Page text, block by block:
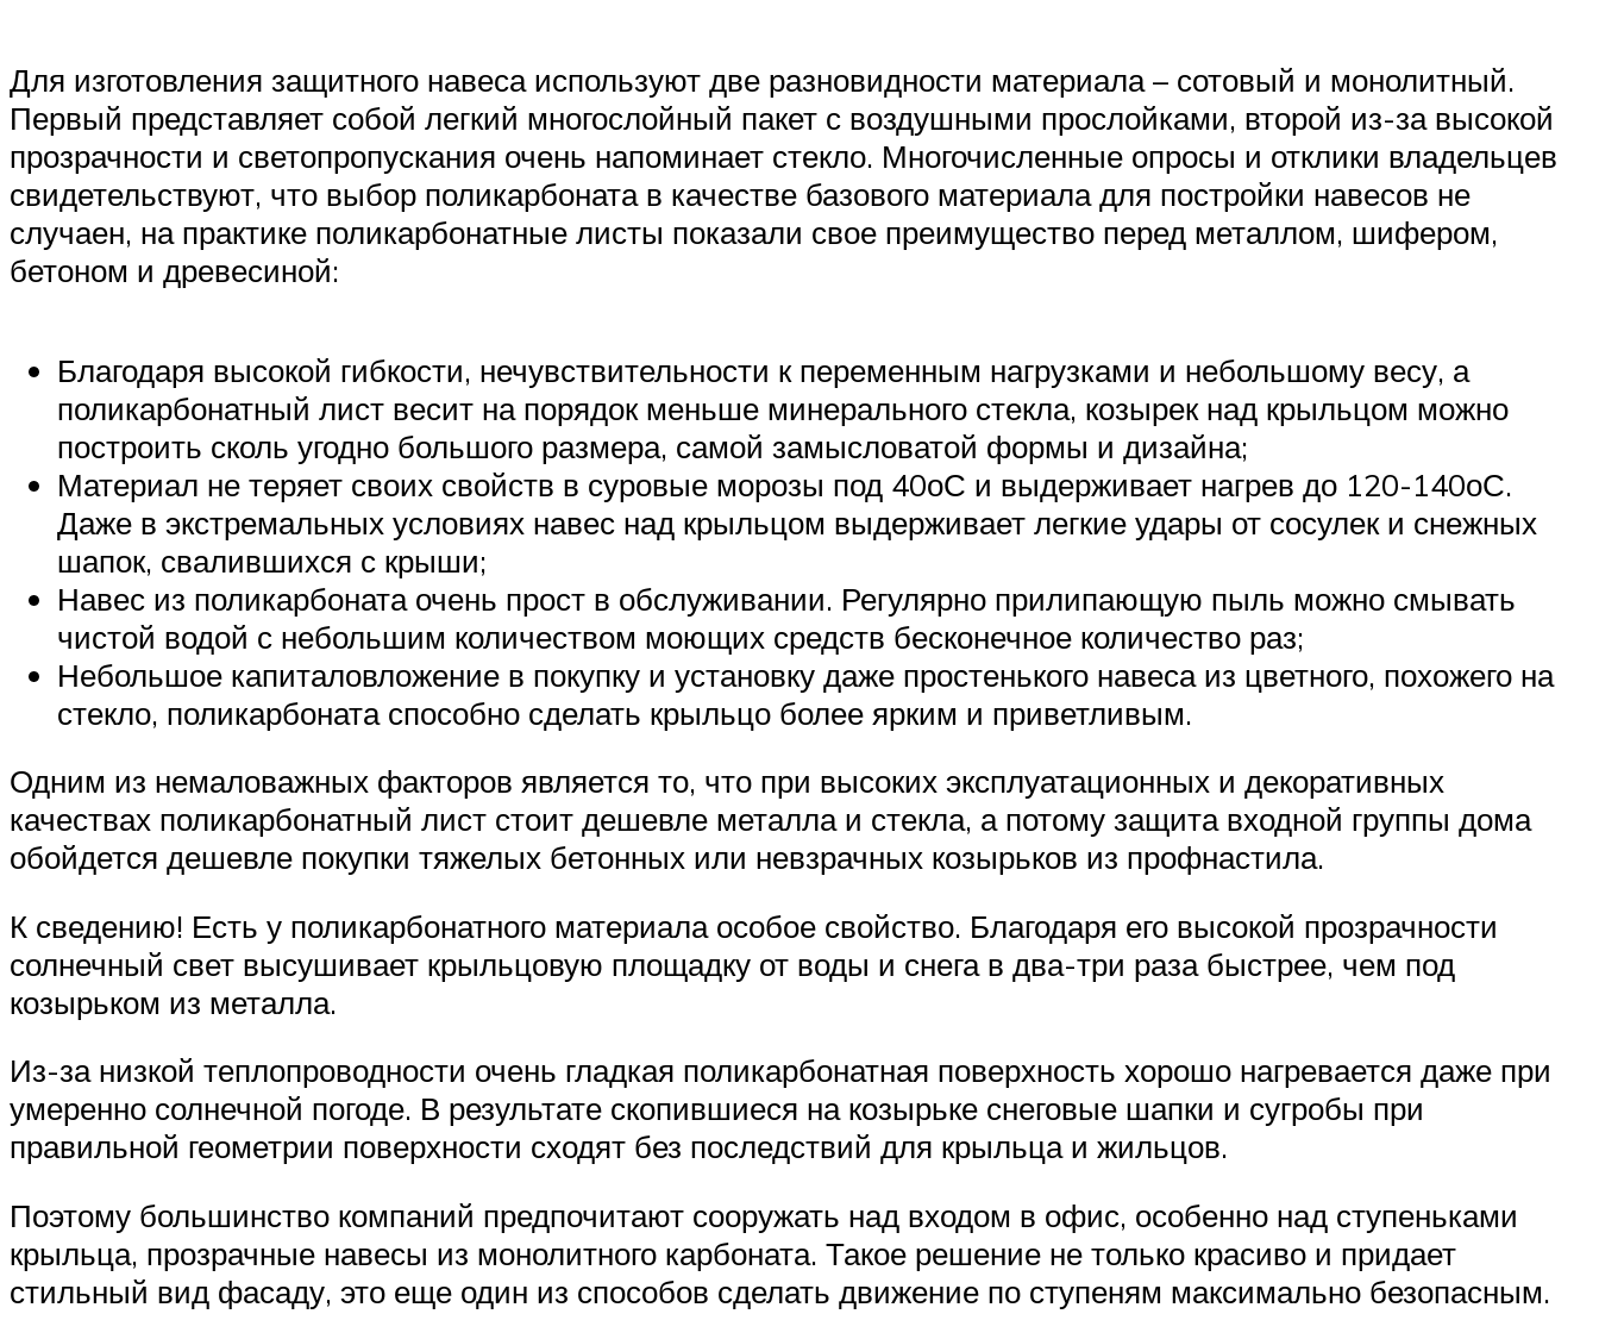
Для изготовления защитного навеса используют две разновидности материала – сотовый и монолитный.
Первый представляет собой легкий многослойный пакет с воздушными прослойками, второй из-за высокой
прозрачности и светопропускания очень напоминает стекло. Многочисленные опросы и отклики владельцев
свидетельствуют, что выбор поликарбоната в качестве базового материала для постройки навесов не
случаен, на практике поликарбонатные листы показали свое преимущество перед металлом, шифером,
бетоном и древесиной:
Благодаря высокой гибкости, нечувствительности к переменным нагрузками и небольшому весу, а
поликарбонатный лист весит на порядок меньше минерального стекла, козырек над крыльцом можно
построить сколь угодно большого размера, самой замысловатой формы и дизайна;
Материал не теряет своих свойств в суровые морозы под 40оС и выдерживает нагрев до 120-140оС.
Даже в экстремальных условиях навес над крыльцом выдерживает легкие удары от сосулек и снежных
шапок, свалившихся с крыши;
Навес из поликарбоната очень прост в обслуживании. Регулярно прилипающую пыль можно смывать
чистой водой с небольшим количеством моющих средств бесконечное количество раз;
Небольшое капиталовложение в покупку и установку даже простенького навеса из цветного, похожего на
стекло, поликарбоната способно сделать крыльцо более ярким и приветливым.
Одним из немаловажных факторов является то, что при высоких эксплуатационных и декоративных
качествах поликарбонатный лист стоит дешевле металла и стекла, а потому защита входной группы дома
обойдется дешевле покупки тяжелых бетонных или невзрачных козырьков из профнастила.
К сведению! Есть у поликарбонатного материала особое свойство. Благодаря его высокой прозрачности
солнечный свет высушивает крыльцовую площадку от воды и снега в два-три раза быстрее, чем под
козырьком из металла.
Из-за низкой теплопроводности очень гладкая поликарбонатная поверхность хорошо нагревается даже при
умеренно солнечной погоде. В результате скопившиеся на козырьке снеговые шапки и сугробы при
правильной геометрии поверхности сходят без последствий для крыльца и жильцов.
Поэтому большинство компаний предпочитают сооружать над входом в офис, особенно над ступеньками
крыльца, прозрачные навесы из монолитного карбоната. Такое решение не только красиво и придает
стильный вид фасаду, это еще один из способов сделать движение по ступеням максимально безопасным.